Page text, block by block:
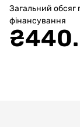
Загальний обсяг
фінансування
₴